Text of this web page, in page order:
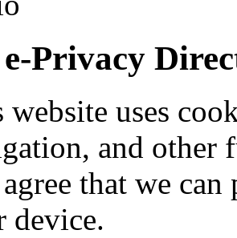
Privacy
website uses
and other
that we can
device.